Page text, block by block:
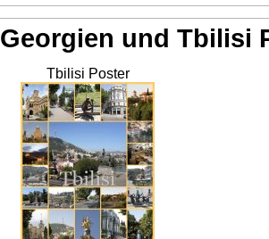
und Tbilisi
Tbilisi Poster